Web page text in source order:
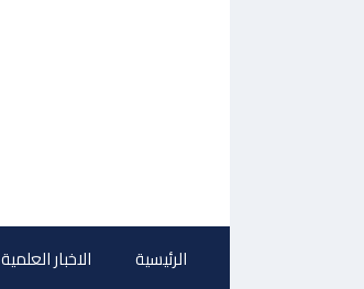
الاخبار العلمية الرئيسية